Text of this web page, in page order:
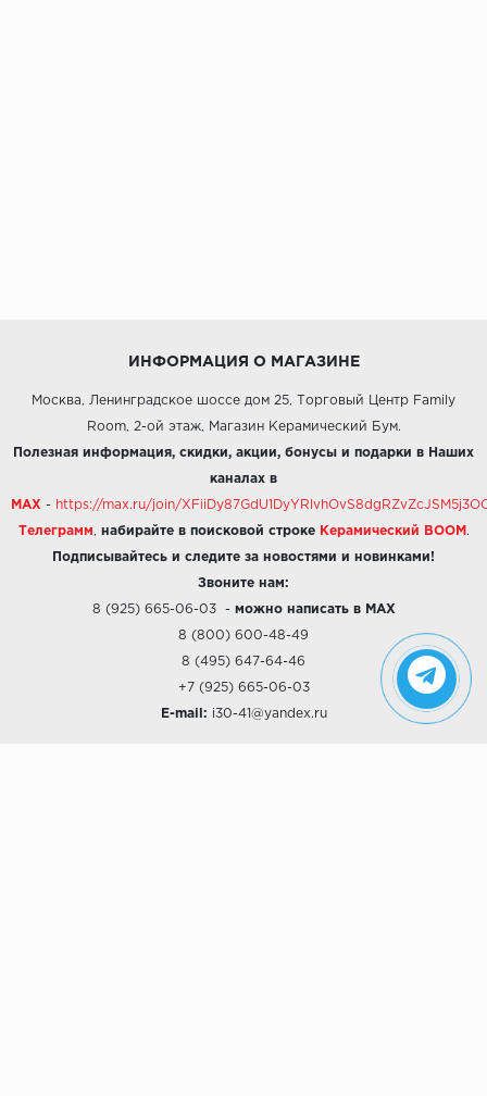
ИНФОРМАЦИЯ О МАГАЗИНЕ
Москва, Ленинградское шоссе дом 25, Торговый Центр Family
Room, 2-ой этаж, Магазин Керамический Бум.
Полезная информация, скидки, акции, бонусы и подарки в Наших
каналах в
MAX - https://max.ru/join/
Телеграмм набирайте в поисковой строке Керамический BOOM .
Подписывайтесь и следите за новостями и новинками!
Звоните нам:
8 (925) 665-06-03- можно написать в MAX
8 (800) 600-48-49
8 (495) 647-64-46
+7 (925) 665-06-03
E-mail: i30-41@yandex.ru